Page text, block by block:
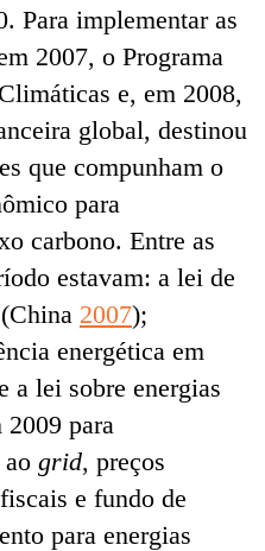
Para implementar as
2007, o Programa
e, em 2008,
global, destinou
que compunham o
para
carbono. Entre as
estavam: a lei de
2007);
energética em
a lei sobre energias
2009 para
grid, preços
e fundo de
para energias